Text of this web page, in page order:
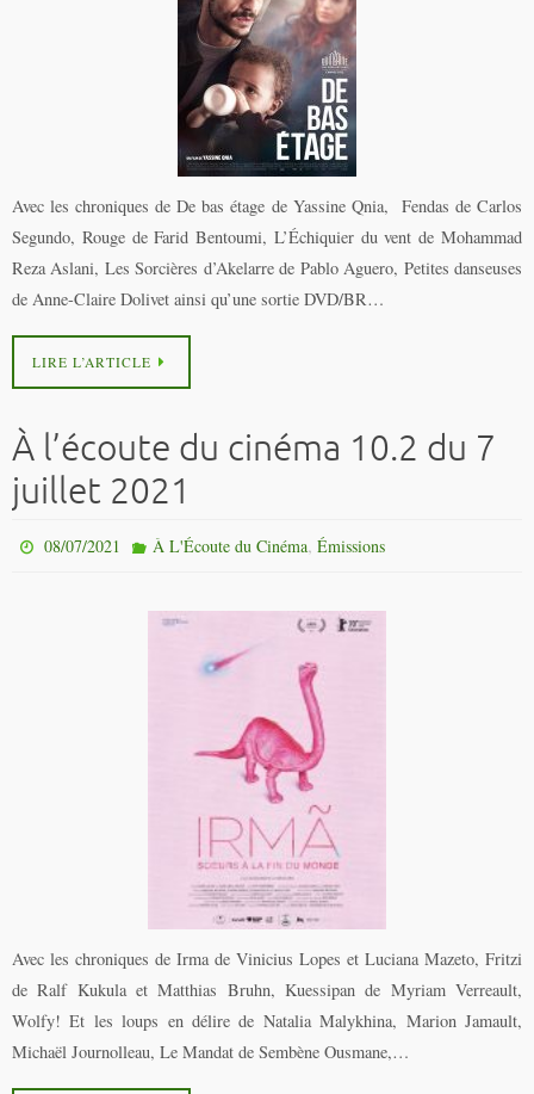
Avec les chroniques de De bas étage de Yassine Qnia, Fendas de Carlos
Segundo, Rouge de Farid Bentoumi, L’Échiquier du vent de Mohammad
Reza Aslani, Les Sorcières d’Akelarre de Pablo Aguero, Petites danseuses
de Anne-Claire Dolivet ainsi qu’une sortie DVD/BR…
LIRE L’ARTICLE
À l’écoute du cinéma 10.2 du 7
juillet 2021
08/07/2021 À L'Écoute du Cinéma, Émissions
Avec les chroniques de Irma de Vinicius Lopes et Luciana Mazeto, Fritzi
de Ralf Kukula et Matthias Bruhn, Kuessipan de Myriam Verreault,
Wolfy! Et les loups en délire de Natalia Malykhina, Marion Jamault,
Michaël Journolleau, Le Mandat de Sembène Ousmane,…